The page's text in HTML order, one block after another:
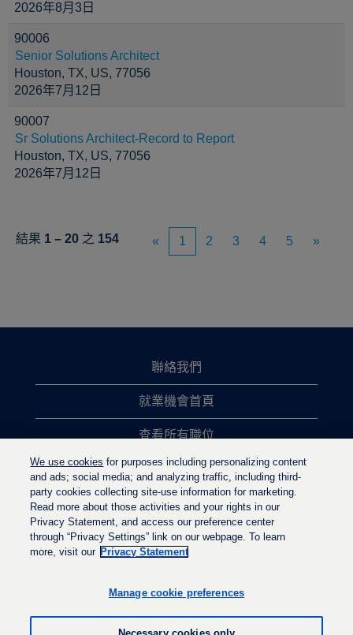
2026年8月3日
90006
Senior Solutions Architect
Houston, TX, US, 77056
2026年7月12日
90007
Sr Solutions Architect-Record to Report
Houston, TX, US, 77056
2026年7月12日
結果 1 – 20 之 154 « 1 2 3 4 5 »
聯絡我們
就業機會首頁
查看所有職位
熱門職位搜尋
隱私權政策
的
引
標
的
引
We use cookies for purposes including personalizing content
and ads; social media; and analyzing traffic, including third-
party cookies collecting site-use information for marketing.
Read more about those activities and your rights in our
Privacy Statement, and access our preference center
through “Privacy Settings” link on our webpage. To learn
more, visit our Privacy Statement
Manage cookie preferences